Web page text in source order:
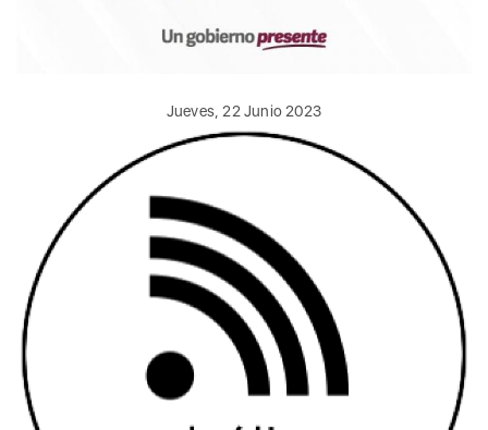
Jueves, 22 Junio 2023